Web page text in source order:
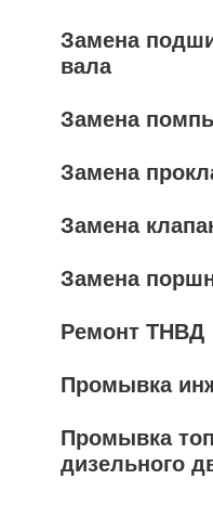
Замена
вала
Замена
Замена
Замена
Замена
Ремонт ТНВД
Промывка
Промывка
дизельного